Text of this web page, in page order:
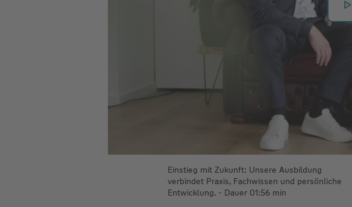
Einstieg mit Zukunft: Unsere Ausbildung
verbindet Praxis, Fachwissen und persönliche
Entwicklung. - Dauer 01:56 min